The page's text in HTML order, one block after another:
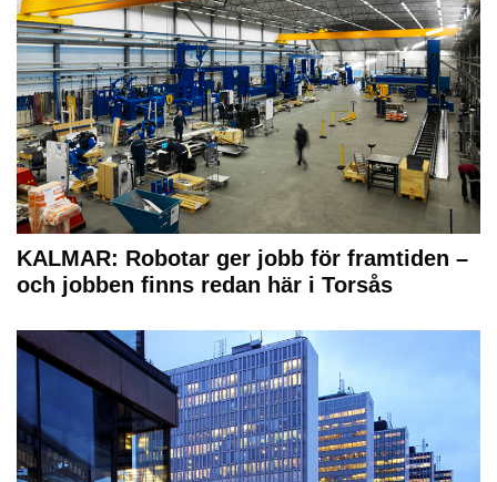
KALMAR: Robotar ger jobb för framtiden –
och jobben finns redan här i Torsås